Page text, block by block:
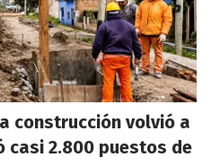
construcción volvió a
casi 2.800 puestos de